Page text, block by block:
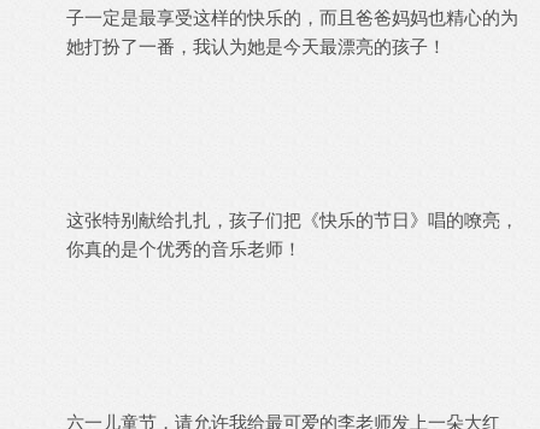
子一定是最享受这样的快乐的，而且爸爸妈妈也精心的为
她打扮了一番，我认为她是今天最漂亮的孩子！
这张特别献给扎扎，孩子们把《快乐的节日》唱的嘹亮，
你真的是个优秀的音乐老师！
六一儿童节，请允许我给最可爱的李老师发上一朵大红